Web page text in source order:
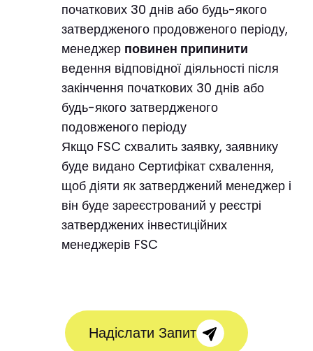
початкових 30 днів або будь-якого
затвердженого продовженого періоду,
менеджер повинен припинити
ведення відповідної діяльності після
закінчення початкових 30 днів або
будь-якого затвердженого
подовженого періоду
Якщо FSC схвалить заявку, заявнику
буде видано Сертифікат схвалення,
щоб діяти як затверджений менеджер і
він буде зареєстрований у реєстрі
затверджених інвестиційних
менеджерів FSC
Надіслати Запит